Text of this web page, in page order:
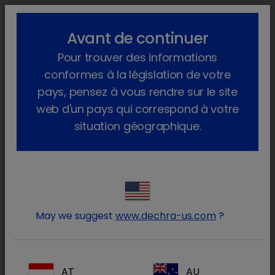
lock_outline search menu
Médicaments hydrosolubles
Vermifugation
Vermifugation
Avant de continuer
Pour trouver des informations
conformes à la législation de votre
pays, pensez à vous rendre sur le site
web d'un pays qui correspond à votre
situation géographique.
May we suggest www.dechra-us.com ?
AT AU